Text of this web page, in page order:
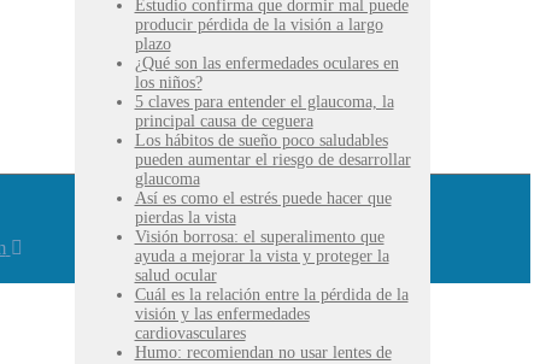
Estudio confirma que dormir mal puede
producir pérdida de la visión a largo
plazo
¿Qué son las enfermedades oculares en
los niños?
5 claves para entender el glaucoma, la
principal causa de ceguera
Los hábitos de sueño poco saludables
pueden aumentar el riesgo de desarrollar
glaucoma
Así es como el estrés puede hacer que
pierdas la vista
Visión borrosa: el superalimento que
ayuda a mejorar la vista y proteger la
salud ocular
Cuál es la relación entre la pérdida de la
visión y las enfermedades
cardiovasculares
Humo: recomiendan no usar lentes de